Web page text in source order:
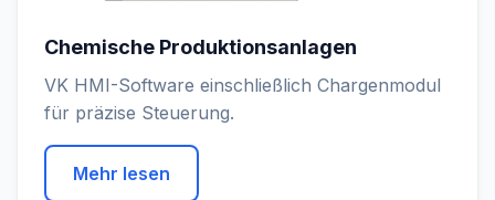
Chemische Produktionsanlagen
VK HMI-Software einschließlich Chargenmodul
für präzise Steuerung.
Mehr lesen